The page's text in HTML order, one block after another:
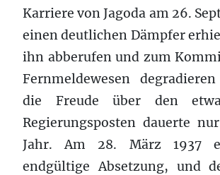
Karriere von Jagoda am 26.
einen deutlichen Dämpfer
ihn abberufen und zum
Fernmeldewesen
die Freude über den
Regierungsposten dauerte
Jahr. Am 28. März 1937
endgültige Absetzung, und